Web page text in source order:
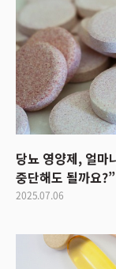
당뇨 영양제, 얼마
중단해도 될까요?”
2025.07.06